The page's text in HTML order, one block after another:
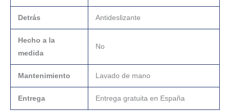
Detrás Antideslizante
Hecho a la
medida
No
Mantenimiento Lavado de mano
Entrega Entrega gratuita en España